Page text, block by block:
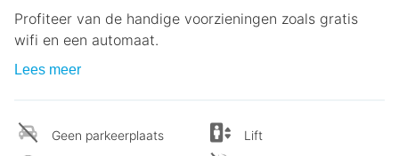
Profiteer van de handige voorzieningen zoals gratis
wifi en een automaat.
Lees meer
Geen parkeerplaats
Lift